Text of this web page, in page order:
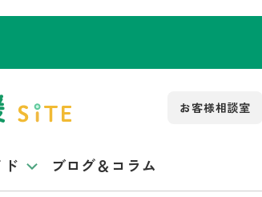
お客様相談室
ブログ＆コラム